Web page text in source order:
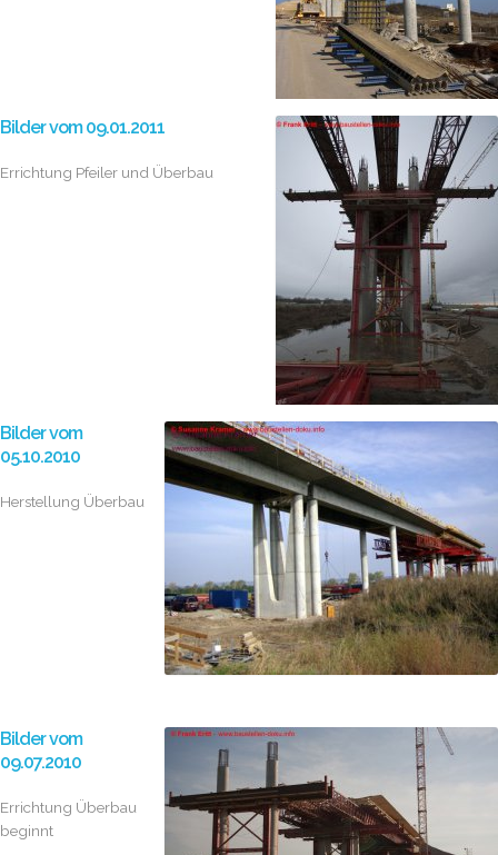
Bilder vom 09.01.2011
Errichtung Pfeiler und Überbau
Bilder vom
05.10.2010
Herstellung Überbau
Bilder vom
09.07.2010
Errichtung Überbau
beginnt